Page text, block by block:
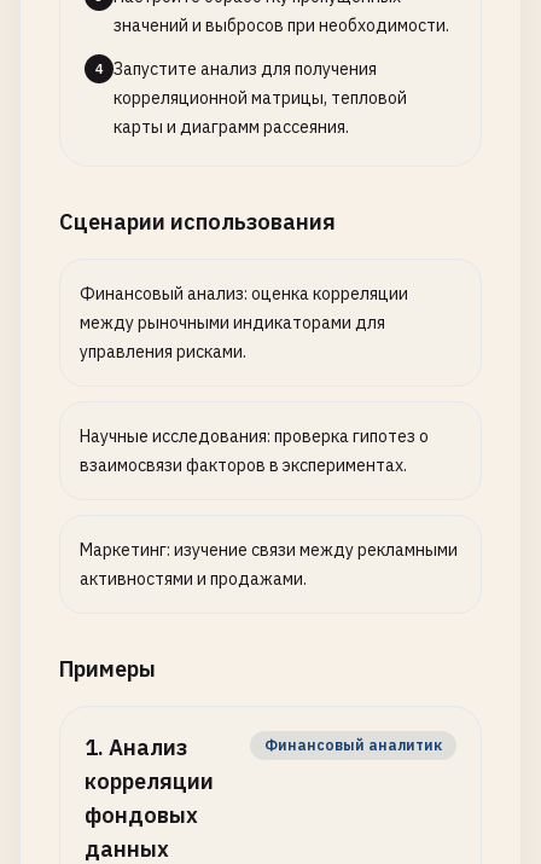
значений и выбросов при необходимости.
4
Запустите анализ для получения
корреляционной матрицы, тепловой
карты и диаграмм рассеяния.
Сценарии использования
Финансовый анализ: оценка корреляции
между рыночными индикаторами для
управления рисками.
Научные исследования: проверка гипотез о
взаимосвязи факторов в экспериментах.
Маркетинг: изучение связи между рекламными
активностями и продажами.
Примеры
1. Анализ
корреляции
фондовых
данных
Финансовый аналитик